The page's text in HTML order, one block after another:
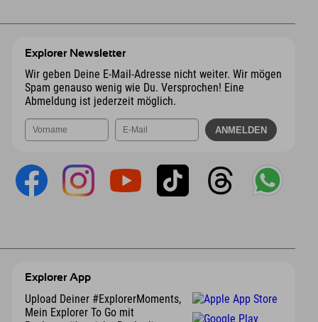
Explorer Newsletter
Wir geben Deine E-Mail-Adresse nicht weiter. Wir mögen
Spam genauso wenig wie Du. Versprochen! Eine
Abmeldung ist jederzeit möglich.
Explorer App
Upload Deiner #ExplorerMoments,
Mein Explorer To Go mit